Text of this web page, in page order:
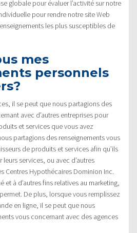
globale pour évaluer l’activité sur notre
pour rendre notre site Web
les plus susceptibles de
mes
personnels
il se peut que nous partagions des
avec d’autres entreprises pour
et services que vous avez
partagions des renseignements vous
de produits et services afin qu’ils
services, ou avec d’autres
Centres Hypothécaires Dominion Inc.
et à d’autres fins relatives au marketing,
De plus, lorsque vous remplissez
en ligne, il se peut que nous
vous concernant avec des agences